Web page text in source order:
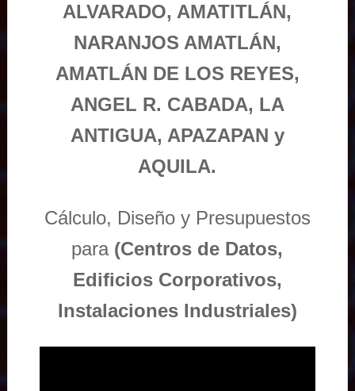
ALVARADO, AMATITLÁN,
NARANJOS AMATLÁN,
AMATLÁN DE LOS REYES,
ANGEL R. CABADA, LA
ANTIGUA, APAZAPAN y
AQUILA.
Cálculo, Diseño y Presupuestos
para (Centros de Datos,
Edificios Corporativos,
Instalaciones Industriales)